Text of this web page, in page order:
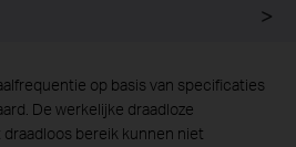
op basis van specificaties
De werkelijke draadloze
bereik kunnen niet